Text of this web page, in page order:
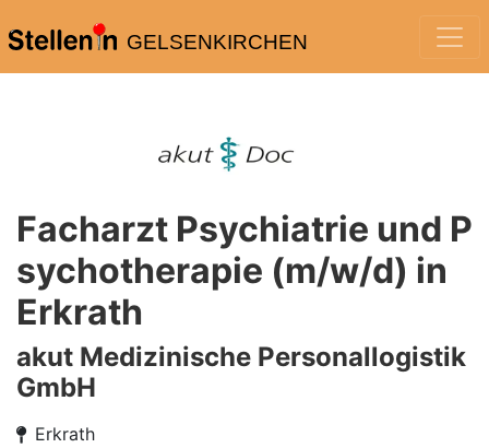
GELSENKIRCHEN
Facharzt Psychiatrie und P
sychotherapie (m/w/d) in
Erkrath
akut Medizinische Personallogistik
GmbH
Erkrath